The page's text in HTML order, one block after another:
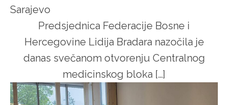
Sarajevo
Predsjednica Federacije Bosne i
Hercegovine Lidija Bradara nazočila je
danas svečanom otvorenju Centralnog
medicinskog bloka […]